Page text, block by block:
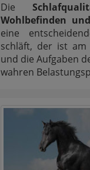
Die
Wohlbefinden
eine
schläft, der ist
und die Aufgaben
wahren